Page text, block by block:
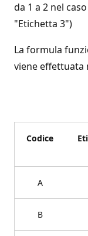
da 1 a 2 nel
"Etichetta 3")
La formula
viene effettuata
Codice
A
B